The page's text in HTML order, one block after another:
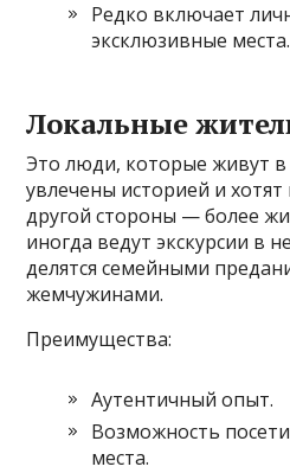
Редко включает
эксклюзивные места.
Локальные
Это люди, которые живут в
увлечены историей и хотят
другой стороны — более
иногда ведут экскурсии в
делятся семейными
жемчужинами.
Преимущества:
Аутентичный опыт.
Возможность
места.